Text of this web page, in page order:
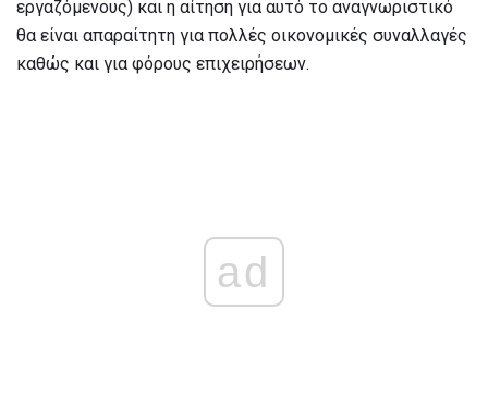
εργαζόμενους) και η αίτηση για αυτό το αναγνωριστικό
θα είναι απαραίτητη για πολλές οικονομικές συναλλαγές
καθώς και για φόρους επιχειρήσεων.
ad